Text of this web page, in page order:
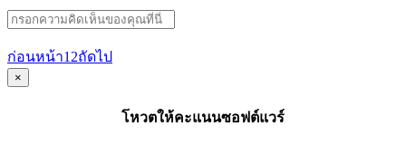
ก่อนหน้า1 2ถัดไป
×
โหวตให้คะแนนซอฟต์แวร์